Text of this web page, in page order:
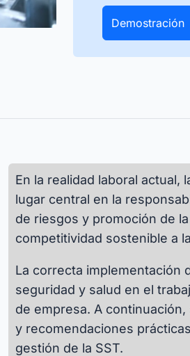
y artículos, en la
en tiempo real.
Bluetooth y
APIs
Descubre cómo puedes integrar tus
existentes mediante interfaces.
Demostración
En la realidad laboral actual,
lugar central en la
de riesgos y promoción de
competitividad sostenible a
La correcta implementación
seguridad y salud en el
de empresa. A
y recomendaciones
gestión de la SST.